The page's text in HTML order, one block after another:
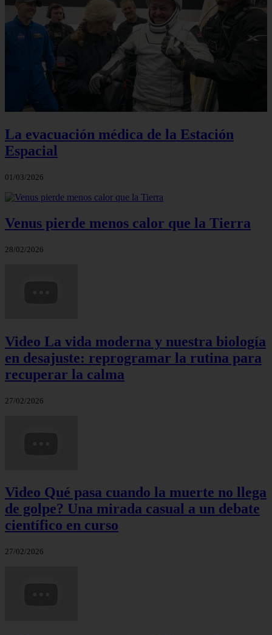
La evacuación médica de la Estación
Espacial
01/03/2026
Venus pierde menos calor que la Tierra
28/02/2026
Video La vida moderna y nuestra biología
en desajuste: reprogramar la rutina para
recuperar la calma
27/02/2026
Video Qué pasa cuando la muerte no llega
de golpe? Una mirada casual a un debate
científico en curso
27/02/2026